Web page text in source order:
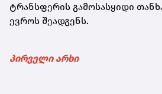
ტრანსფერის გამოსასყიდი
ევროს შეადგენს.
პირველი არხი